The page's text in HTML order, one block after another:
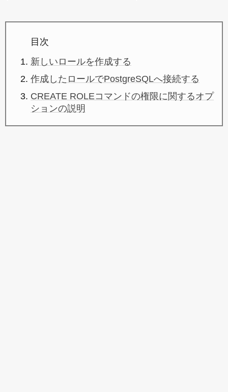
目次
新しいロールを作成する
作成したロールでPostgreSQLへ接続する
CREATE ROLEコマンドの権限に関するオプ
ションの説明